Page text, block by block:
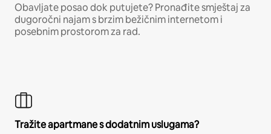
Obavljate posao dok putujete? Pronađite smještaj za
dugoročni najam s brzim bežičnim internetom i
posebnim prostorom za rad.
Tražite apartmane s dodatnim uslugama?